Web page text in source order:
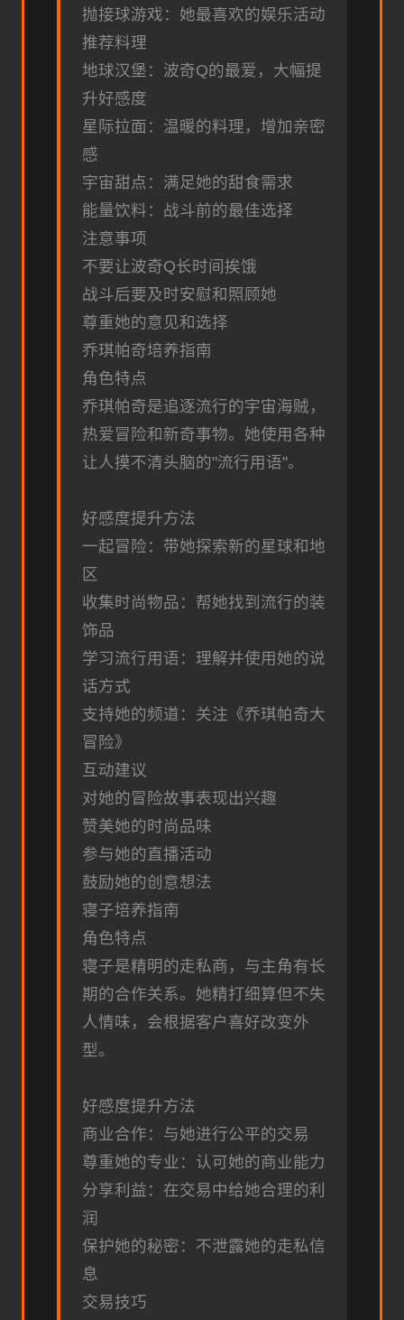
抛接球游戏：她最喜欢的娱乐活动
推荐料理
地球汉堡：波奇Q的最爱，大幅提
升好感度
星际拉面：温暖的料理，增加亲密
感
宇宙甜点：满足她的甜食需求
能量饮料：战斗前的最佳选择
注意事项
不要让波奇Q长时间挨饿
战斗后要及时安慰和照顾她
尊重她的意见和选择
乔琪帕奇培养指南
角色特点
乔琪帕奇是追逐流行的宇宙海贼，
热爱冒险和新奇事物。她使用各种
让人摸不清头脑的"流行用语"。
好感度提升方法
一起冒险：带她探索新的星球和地
区
收集时尚物品：帮她找到流行的装
饰品
学习流行用语：理解并使用她的说
话方式
支持她的频道：关注《乔琪帕奇大
冒险》
互动建议
对她的冒险故事表现出兴趣
赞美她的时尚品味
参与她的直播活动
鼓励她的创意想法
寝子培养指南
角色特点
寝子是精明的走私商，与主角有长
期的合作关系。她精打细算但不失
人情味，会根据客户喜好改变外
型。
好感度提升方法
商业合作：与她进行公平的交易
尊重她的专业：认可她的商业能力
分享利益：在交易中给她合理的利
润
保护她的秘密：不泄露她的走私信
息
交易技巧